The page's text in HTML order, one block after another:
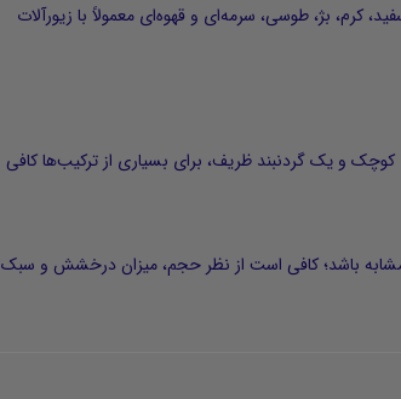
بژ، طوسی، سرمه‌ای و قهوه‌ای معمولاً با زیورآلات
و یک گردنبند ظریف، برای بسیاری از ترکیب‌ها کافی
مشابه باشد؛ کافی است از نظر حجم، میزان درخشش و سبک